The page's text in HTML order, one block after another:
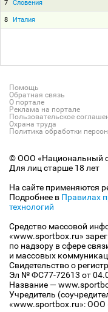
7 Словения
8 Италия
Помощь
Обратная связь
О портале
Реклама на портале
Пользовательское
Охрана труда
Политика обработки
© ООО «Национальный
Для лиц старше 18 лет
На сайте применяются
Подробнее в Правилах
технологий
Средство массовой
«www.sportbox.ru»
по надзору в сфере
и массовых
Свидетельство о
Эл № ФС77-72613 от
Название —
Учредитель
«www.sportbox.ru»: